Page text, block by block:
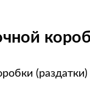
(раздатки)